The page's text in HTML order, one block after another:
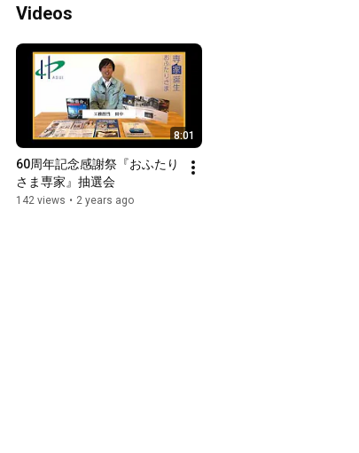
Videos
8:01
60周年記念感謝祭『おふたり
さま専家』抽選会
142 views • 2 years ago